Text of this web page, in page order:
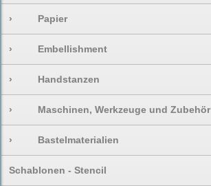
› Papier
› Embellishment
› Handstanzen
› Maschinen, Werkzeuge und Zubehör
› Bastelmaterialien
Schablonen - Stencil